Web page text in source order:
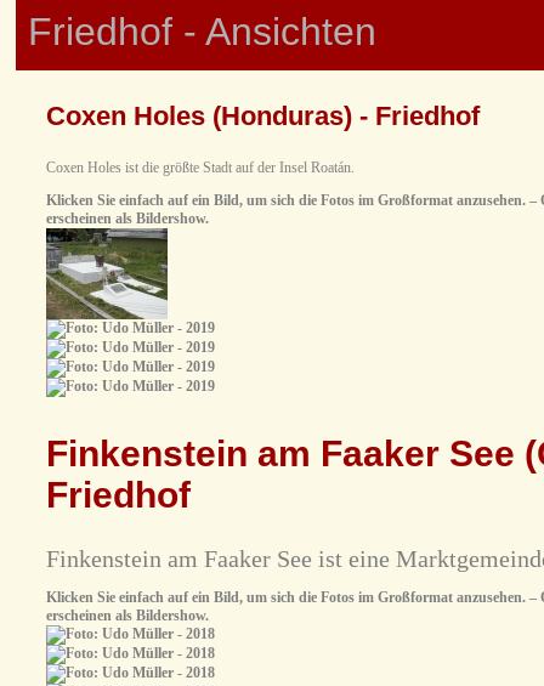
Friedhof - Ansichten
Coxen Holes (Honduras) - Friedhof
Coxen Holes ist die größte Stadt auf der Insel Roatán.
Klicken Sie einfach auf ein Bild, um sich die Fotos im Großformat anzusehen. –
erscheinen als Bildershow.
Finkenstein am Faaker See
Friedhof
Finkenstein am Faaker See ist eine
Klicken Sie einfach auf ein Bild, um sich die Fotos im Großformat anzusehen. –
erscheinen als Bildershow.